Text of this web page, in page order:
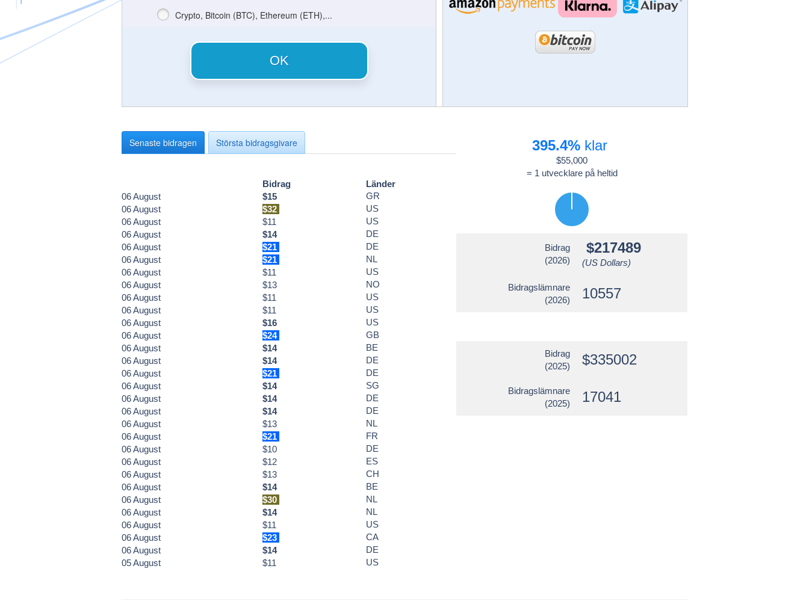
Crypto, Bitcoin (BTC), Ethereum (ETH),...
OK
Senaste bidragen Största bidragsgivare
Bidrag
Länder
06August $15
GR
06August $32
US
06August $11
US
06August $14
DE
06August $21
DE
06August $21
NL
06August $11
US
06August $13
NO
06August $11
US
06August $11
US
06August $16
US
06August $24
GB
06August $14
BE
06August $14
DE
06August $21
DE
06August $14
SG
06August $14
DE
06August $14
DE
06August $13
NL
06August $21
FR
06August $10
DE
06August $12
ES
06August $13
CH
06August $14
BE
06August $30
NL
06August $14
NL
06August $11
US
06August $23
CA
06August $14
DE
05August $11 US
395.4% klar
$55,000
= 1 utvecklare på heltid
Bidrag
(2026)
$217489
(US Dollars)
Bidragslämnare
(2026)
10557
Bidrag
(2025)
$335002
Bidragslämnare
(2025)
17041